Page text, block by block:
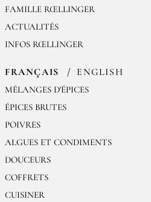
FAMILLE RŒLLINGER
ACTUALITÉS
INFOS RŒLLINGER
FRANÇAIS ENGLISH
MÉLANGES D'ÉPICES
ÉPICES BRUTES
POIVRES
ALGUES ET CONDIMENTS
DOUCEURS
COFFRETS
CUISINER